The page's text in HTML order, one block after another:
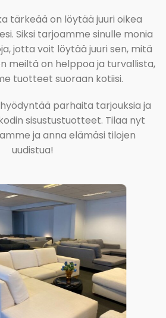
tärkeää on löytää juuri oikea
Siksi tarjoamme sinulle monia
jotta voit löytää juuri sen, mitä
meiltä on helppoa ja turvallista,
tuotteet suoraan kotiisi.
parhaita tarjouksia ja
sisustustuotteet. Tilaa nyt
ja anna elämäsi tilojen
uudistua!